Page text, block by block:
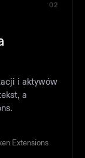
02
i aktywów
a
Extensions